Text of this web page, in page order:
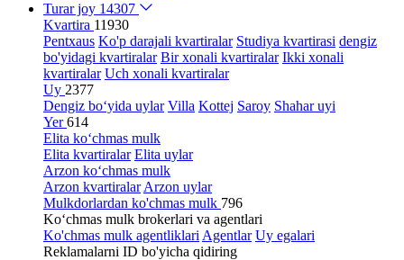
Turar joy 14307
Kvartira 11930
Pentxaus Ko'p darajali kvartiralar Studiya kvartirasi dengiz
bo'yidagi kvartiralar Bir xonali kvartiralar Ikki xonali
kvartiralar Uch xonali kvartiralar
Uy 2377
Dengiz bo‘yida uylar Villa Kottej Saroy Shahar uyi
Yer614
Elita ko‘chmas mulk
Elita kvartiralar Elita uylar
Arzon ko‘chmas mulk
Arzon kvartiralar Arzon uylar
Mulkdorlardan ko'chmas mulk 796
Ko‘chmas mulk brokerlari va agentlari
Ko'chmas mulk agentliklari Agentlar Uy egalari
Reklamalarni ID bo'yicha qidiring